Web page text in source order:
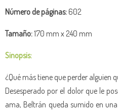
Número depáginas:602
Tamaño:170 mm x 240 mm
Sinopsis:
¿Qué más tiene que perder alguien
Desesperado por el dolor que le
ama, Beltrán queda sumido en